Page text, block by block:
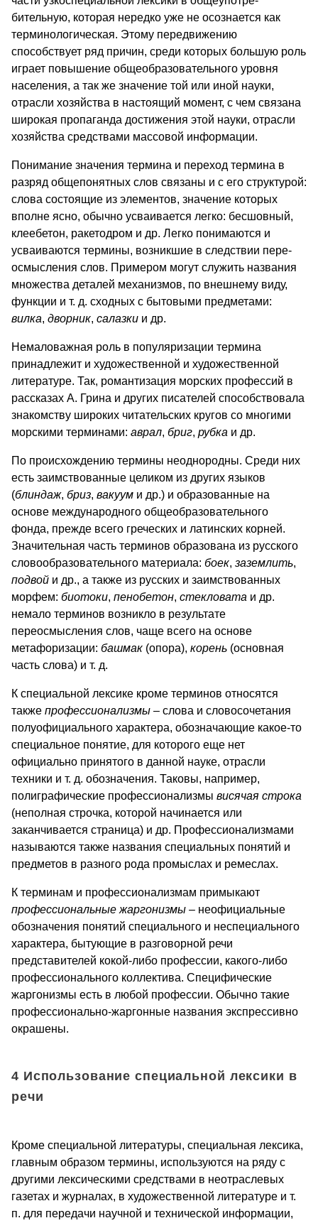
бительную, которая нередко уже не осознается как
терминологическая. Этому передвижению
способствует ряд причин, среди которых большую роль
играет повышение общеобразовательного уровня
населения, а так же значение той или иной науки,
отрасли хозяйства в настоящий момент, с чем связана
широкая пропаганда достижения этой науки, отрасли
хозяйства средствами массовой информации.
Понимание значения термина и переход термина в
разряд общепонятных слов связаны и с его структурой:
слова состоящие из элементов, значение которых
вполне ясно, обычно усваивается легко: бесшовный,
клеебетон, ракетодром и др. Легко понимаются и
усваиваются термины, возникшие в следствии пере-
осмысления слов. Примером могут служить названия
множества деталей механизмов, по внешнему виду,
функции и т. д. сходных с бытовыми предметами:
вилка, дворник, салазки и др.
Немаловажная роль в популяризации термина
принадлежит и художественной и художественной
литературе. Так, романтизация морских профессий в
рассказах А. Грина и других писателей способствовала
знакомству широких читательских кругов со многими
морскими терминами: аврал, бриг, рубка и др.
По происхождению термины неоднородны. Среди них
есть заимствованные целиком из других языков
(блиндаж, бриз, вакуум и др.) и образованные на
основе международного общеобразовательного
фонда, прежде всего греческих и латинских корней.
Значительная часть терминов образована из русского
словообразовательного материала: боек, заземлить,
подвой и др., а также из русских и заимствованных
морфем: биотоки, пенобетон, стекловата и др.
немало терминов возникло в результате
переосмысления слов, чаще всего на основе
метафоризации: башмак (опора), корень (основная
часть слова) и т. д.
К специальной лексике кроме терминов относятся
также профессионализмы – слова и словосочетания
полуофициального характера, обозначающие какое-то
специальное понятие, для которого еще нет
официально принятого в данной науке, отрасли
техники и т. д. обозначения. Таковы, например,
полиграфические профессионализмы висячая строка
(неполная строчка, которой начинается или
заканчивается страница) и др. Профессионализмами
называются также названия специальных понятий и
предметов в разного рода промыслах и ремеслах.
К терминам и профессионализмам примыкают
профессиональные жаргонизмы – неофициальные
обозначения понятий специального и неспециального
характера, бытующие в разговорной речи
представителей кокой-либо профессии, какого-либо
профессионального коллектива. Специфические
жаргонизмы есть в любой профессии. Обычно такие
профессионально-жаргонные названия экспрессивно
окрашены.
4 Использование специальной лексики в
речи
Кроме специальной литературы, специальная лексика,
главным образом термины, используются на ряду с
другими лексическими средствами в неотраслевых
газетах и журналах, в художественной литературе и т.
п. для передачи научной и технической информации,